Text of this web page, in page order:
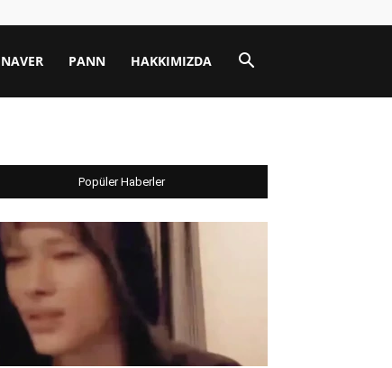
NAVER PANN HAKKIMIZDA
Popüler Haberler